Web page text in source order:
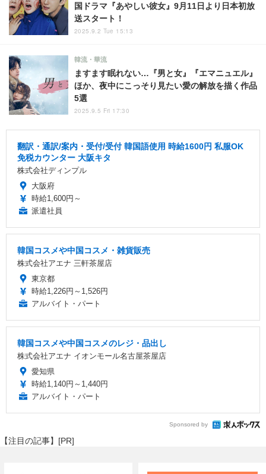
国ドラマ『あやしい彼女』9月11日より日本初放
送スタート！
2025.9.2 Tue 15:13
ますます眠れない…『男と女』『エマニュエル』
ほか、夜中にこっそり見たい愛の解放を描く作品
5選
韓流・華流
2025.9.5 Fri 17:30
翻訳・通訳/案内・受付/受付 韓国語使用 時給1600円 私服OK
免税カウンター 大阪キタ
株式会社ディンプル
大阪府
時給1,600円～
派遣社員
韓国コスメや中国コスメ・雑貨販売
株式会社アエナ 三軒茶屋店
東京都
時給1,226円～1,526円
アルバイト・パート
韓国コスメや中国コスメのレジ・品出し
株式会社アエナ イオンモール名古屋茶屋店
愛知県
時給1,140円～1,440円
アルバイト・パート
Sponsored by
【注目の記事】[PR]